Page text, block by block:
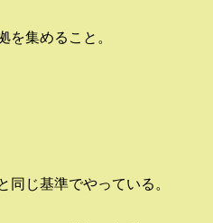
を集めること。
同じ基準でやっている。